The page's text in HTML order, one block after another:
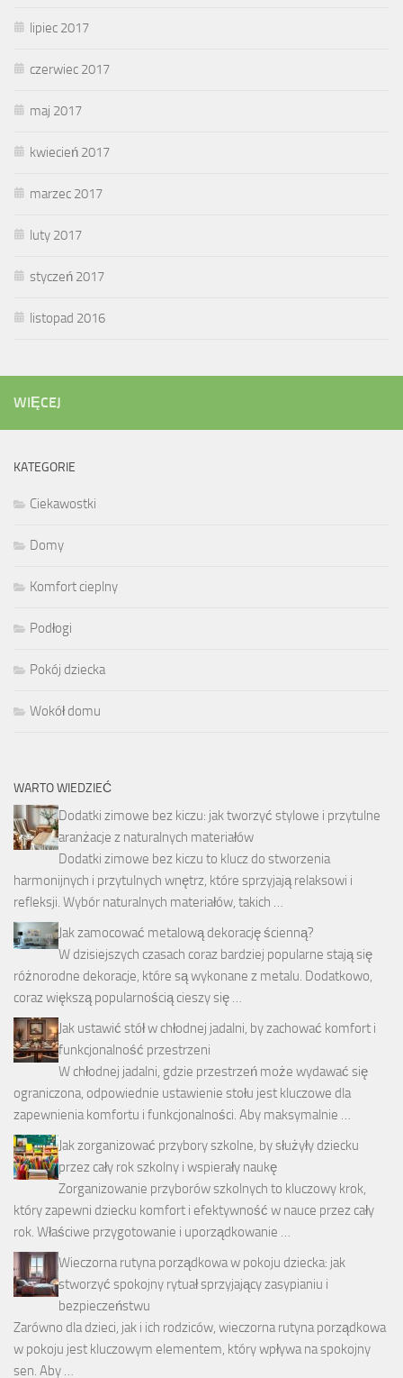
lipiec 2017
czerwiec 2017
maj 2017
kwiecień 2017
marzec 2017
luty 2017
styczeń 2017
listopad 2016
WIĘCEJ
KATEGORIE
Ciekawostki
Domy
Komfort cieplny
Podłogi
Pokój dziecka
Wokół domu
WARTO WIEDZIEĆ
Dodatki zimowe bez kiczu: jak tworzyć stylowe i przytulne
aranżacje z naturalnych materiałów
Dodatki zimowe bez kiczu to klucz do stworzenia
harmonijnych i przytulnych wnętrz, które sprzyjają relaksowi i
refleksji. Wybór naturalnych materiałów, takich …
Jak zamocować metalową dekorację ścienną?
W dzisiejszych czasach coraz bardziej popularne stają się
różnorodne dekoracje, które są wykonane z metalu. Dodatkowo,
coraz większą popularnością cieszy się …
Jak ustawić stół w chłodnej jadalni, by zachować komfort i
funkcjonalność przestrzeni
W chłodnej jadalni, gdzie przestrzeń może wydawać się
ograniczona, odpowiednie ustawienie stołu jest kluczowe dla
zapewnienia komfortu i funkcjonalności. Aby maksymalnie …
Jak zorganizować przybory szkolne, by służyły dziecku
przez cały rok szkolny i wspierały naukę
Zorganizowanie przyborów szkolnych to kluczowy krok,
który zapewni dziecku komfort i efektywność w nauce przez cały
rok. Właściwe przygotowanie i uporządkowanie …
Wieczorna rutyna porządkowa w pokoju dziecka: jak
stworzyć spokojny rytuał sprzyjający zasypianiu i
bezpieczeństwu
Zarówno dla dzieci, jak i ich rodziców, wieczorna rutyna porządkowa
w pokoju jest kluczowym elementem, który wpływa na spokojny
sen. Aby …